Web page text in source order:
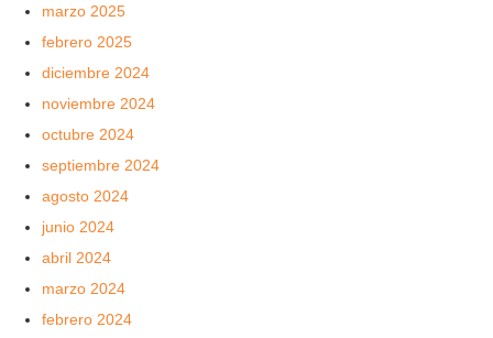
marzo 2025
febrero 2025
diciembre 2024
noviembre 2024
octubre 2024
septiembre 2024
agosto 2024
junio 2024
abril 2024
marzo 2024
febrero 2024